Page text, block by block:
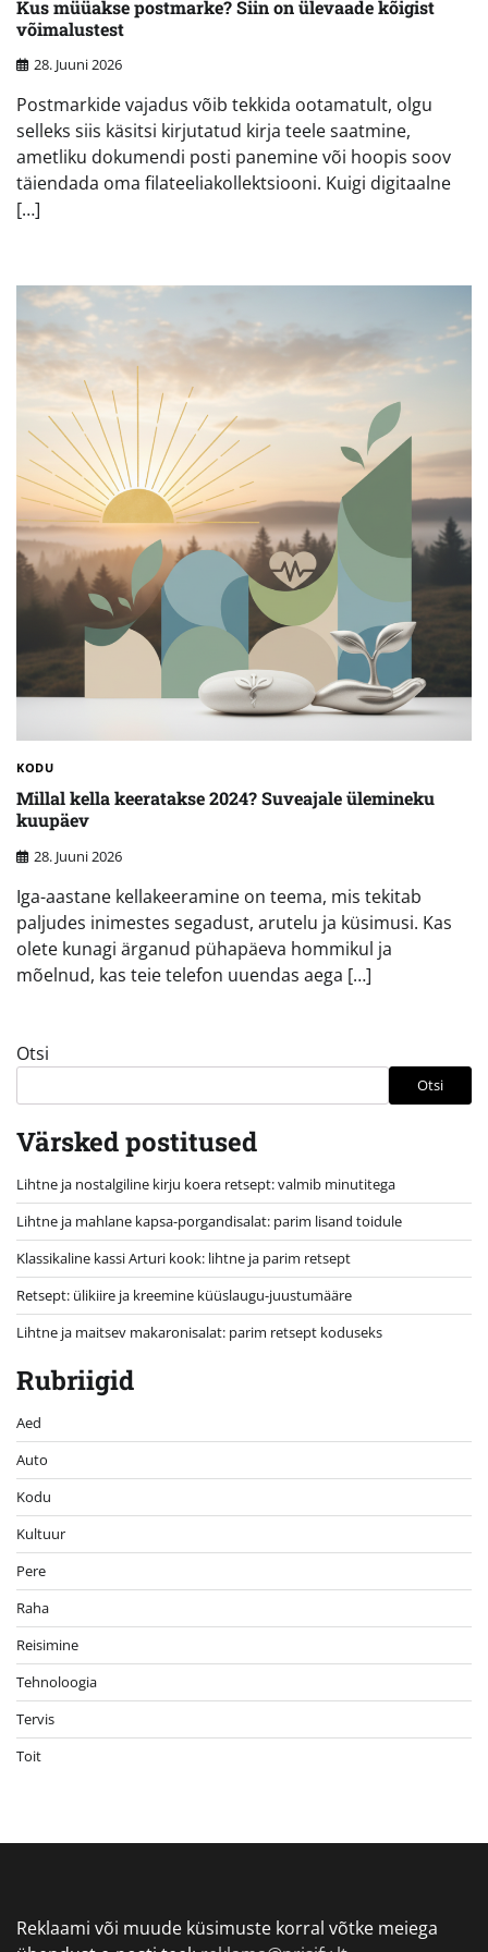
Kus müüakse postmarke? Siin on ülevaade kõigist
võimalustest
28. Juuni 2026
Postmarkide vajadus võib tekkida ootamatult, olgu
selleks siis käsitsi kirjutatud kirja teele saatmine,
ametliku dokumendi posti panemine või hoopis soov
täiendada oma filateeliakollektsiooni. Kuigi digitaalne
[…]
KODU
Millal kella keeratakse 2024? Suveajale ülemineku
kuupäev
28. Juuni 2026
Iga-aastane kellakeeramine on teema, mis tekitab
paljudes inimestes segadust, arutelu ja küsimusi. Kas
olete kunagi ärganud pühapäeva hommikul ja
mõelnud, kas teie telefon uuendas aega […]
Otsi
Otsi
Värsked postitused
Lihtne ja nostalgiline kirju koera retsept: valmib minutitega
Lihtne ja mahlane kapsa-porgandisalat: parim lisand toidule
Klassikaline kassi Arturi kook: lihtne ja parim retsept
Retsept: ülikiire ja kreemine küüslaugu-juustumääre
Lihtne ja maitsev makaronisalat: parim retsept koduseks
Rubriigid
Aed
Auto
Kodu
Kultuur
Pere
Raha
Reisimine
Tehnoloogia
Tervis
Toit
Reklaami või muude küsimuste korral võtke meiega